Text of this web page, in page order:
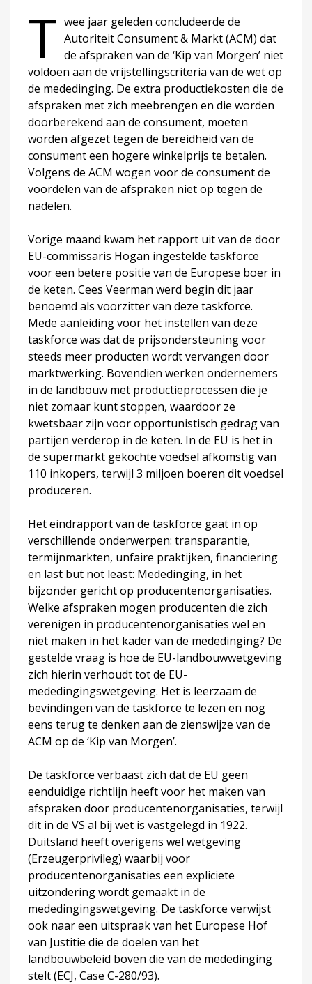
T wee jaar geleden concludeerde de
Autoriteit Consument & Markt (ACM) dat
de afspraken van de ‘Kip van Morgen’ niet
voldoen aan de vrijstellingscriteria van de wet op
de mededinging. De extra productiekosten die de
afspraken met zich meebrengen en die worden
doorberekend aan de consument, moeten
worden afgezet tegen de bereidheid van de
consument een hogere winkelprijs te betalen.
Volgens de ACM wogen voor de consument de
voordelen van de afspraken niet op tegen de
nadelen.
Vorige maand kwam het rapport uit van de door
EU-commissaris Hogan ingestelde taskforce
voor een betere positie van de Europese boer in
de keten. Cees Veerman werd begin dit jaar
benoemd als voorzitter van deze taskforce.
Mede aanleiding voor het instellen van deze
taskforce was dat de prijsondersteuning voor
steeds meer producten wordt vervangen door
marktwerking. Bovendien werken ondernemers
in de landbouw met productieprocessen die je
niet zomaar kunt stoppen, waardoor ze
kwetsbaar zijn voor opportunistisch gedrag van
partijen verderop in de keten. In de EU is het in
de supermarkt gekochte voedsel afkomstig van
110 inkopers, terwijl 3 miljoen boeren dit voedsel
produceren.
Het eindrapport van de taskforce gaat in op
verschillende onderwerpen: transparantie,
termijnmarkten, unfaire praktijken, financiering
en last but not least: Mededinging, in het
bijzonder gericht op producentenorganisaties.
Welke afspraken mogen producenten die zich
verenigen in producentenorganisaties wel en
niet maken in het kader van de mededinging? De
gestelde vraag is hoe de EU-landbouwwetgeving
zich hierin verhoudt tot de EU-
mededingingswetgeving. Het is leerzaam de
bevindingen van de taskforce te lezen en nog
eens terug te denken aan de zienswijze van de
ACM op de ‘Kip van Morgen’.
De taskforce verbaast zich dat de EU geen
eenduidige richtlijn heeft voor het maken van
afspraken door producentenorganisaties, terwijl
dit in de VS al bij wet is vastgelegd in 1922.
Duitsland heeft overigens wel wetgeving
(Erzeugerprivileg) waarbij voor
producentenorganisaties een expliciete
uitzondering wordt gemaakt in de
mededingingswetgeving. De taskforce verwijst
ook naar een uitspraak van het Europese Hof
van Justitie die de doelen van het
landbouwbeleid boven die van de mededinging
stelt (ECJ, Case C-280/93).